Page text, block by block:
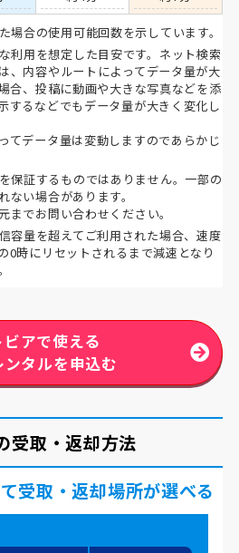
合の使用可能回数を示しています。
利用を想定した目安です。ネット検索
、内容やルートによってデータ量が大
合、投稿に動画や大きな写真などを添
するなどでもデータ量が大きく変化し
てデータ量は変動しますのであらかじ
保証するものではありません。一部の
い場合があります。
までお問い合わせください。
容量を超えてご利用された場合、速度
0時にリセットされるまで減速となり
ビアで使える
タルを申込む
受取・返却方法
受取・返却場所が選べる